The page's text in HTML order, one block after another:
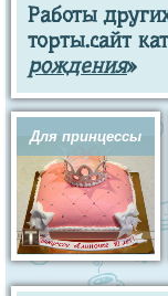
Работы
торты.сайт
рождения»
Для принцессы